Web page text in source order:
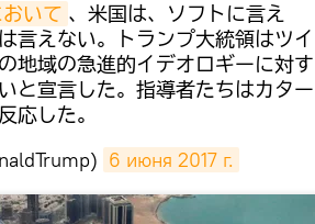
いて 、米国は、ソフトに言え
言えない。トランプ大統領はツイ
地域の急進的イデオロギーに対す
と宣言した。指導者たちはカター
応した。
6 июня 2017 г.